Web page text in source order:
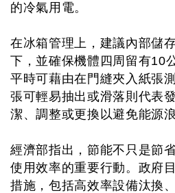
的冷氣用電。
在冰箱管理上，建議內部儲
下，並確保機體四周留有10
平時可藉由在門縫夾入紙張
張可輕易抽出或滑落則代表
潔、調整或更換以避免能源浪
經濟部指出，節能不只是節
使用效率的重要行動。政府
措施，包括高效率設備汰換